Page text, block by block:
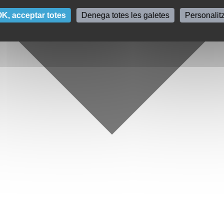
acceptar totes Denega totes les galetes